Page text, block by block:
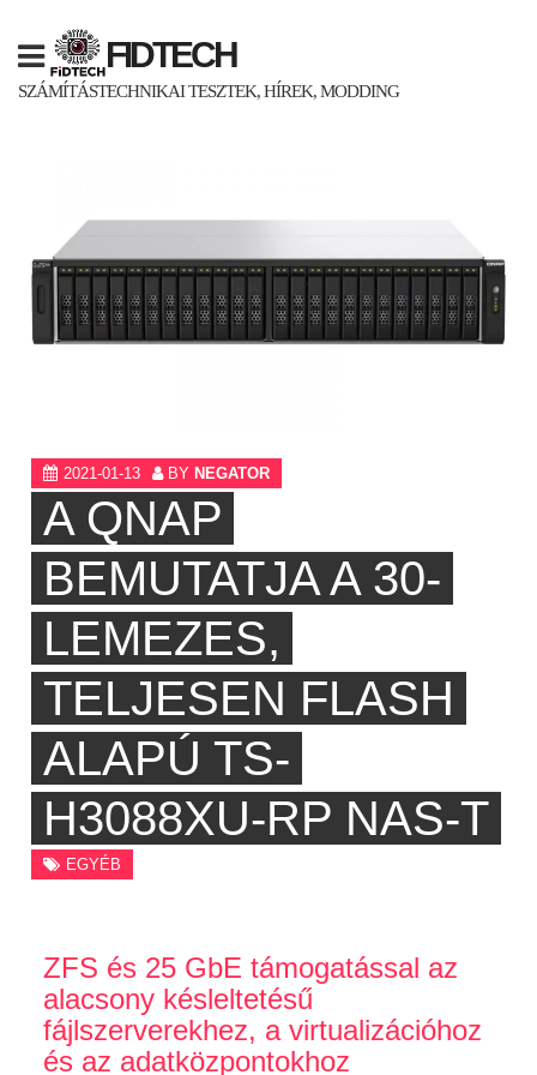
content
FIDTECH
SZÁMÍTÁSTECHNIKAI TESZTEK, HÍREK, MODDING
2021-01-13 BY NEGATOR
A QNAP
BEMUTATJA A 30-
LEMEZES,
TELJESEN FLASH
ALAPÚ TS-
H3088XU-RP NAS-T
EGYÉB
ZFS és 25 GbE támogatással az
alacsony késleltetésű
fájlszerverekhez, a virtualizációhoz
és az adatközpontokhoz